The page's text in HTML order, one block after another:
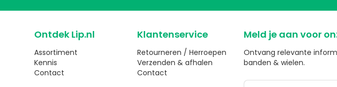
Ontdek Lip.nl
Assortiment
Kennis
Contact
Klantenservice
Retourneren / Herroepen
Verzenden & afhalen
Contact
Meld je aan voor
Ontvang relevante
banden & wielen.